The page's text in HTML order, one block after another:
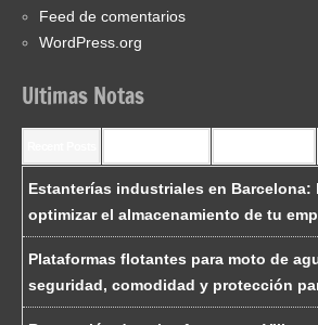
Feed de comentarios
WordPress.org
Ultimas Notas
Estanterías industriales en Barcelona:
optimizar el almacenamiento de tu
Plataformas flotantes para moto de
seguridad, comodidad y protección